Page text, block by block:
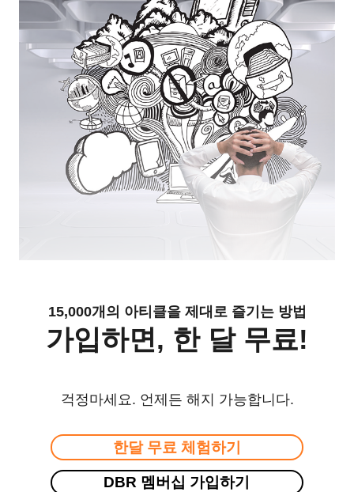
15,000개의 아티클을 제대로 즐기는 방법
가입하면, 한 달 무료!
걱정마세요. 언제든 해지 가능합니다.
한달 무료 체험하기
DBR 멤버십 가입하기